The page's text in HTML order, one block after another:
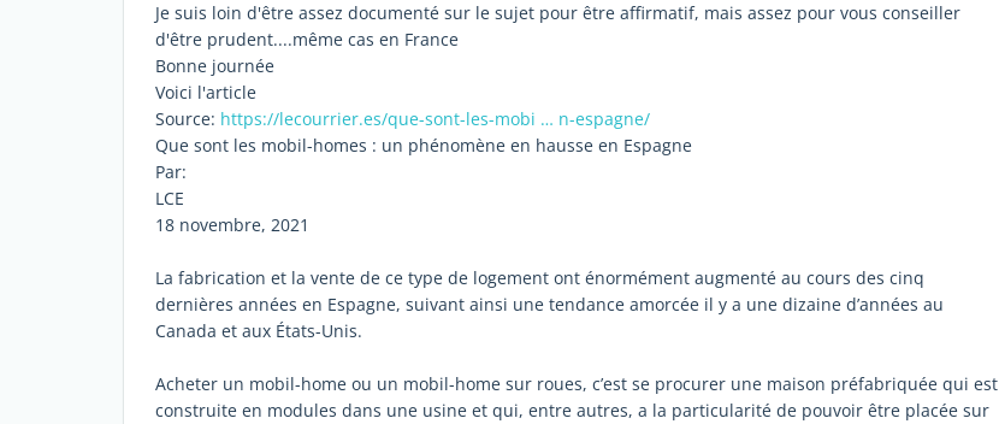
Je suis loin d'être assez documenté sur le sujet pour être affirmatif, mais assez pour vous conseiller
d'être prudent....même cas en France
Bonne journée
Voici l'article
Source: https://lecourrier.es/que-sont-les-mobi … n-espagne/
Que sont les mobil-homes : un phénomène en hausse en Espagne
Par:
LCE
18 novembre, 2021
La fabrication et la vente de ce type de logement ont énormément augmenté au cours des cinq
dernières années en Espagne, suivant ainsi une tendance amorcée il y a une dizaine d’années au
Canada et aux États-Unis.
Acheter un mobil-home ou un mobil-home sur roues, c’est se procurer une maison préfabriquée qui est
construite en modules dans une usine et qui, entre autres, a la particularité de pouvoir être placée sur